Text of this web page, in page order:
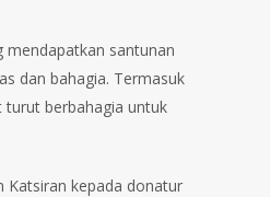
mendapatkan santunan
dan bahagia. Termasuk
turut berbahagia untuk
Katsiran kepada donatur